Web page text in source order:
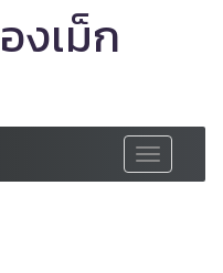
งเม็ก
Toggle
navigation